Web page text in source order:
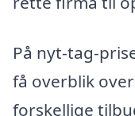
På nyt-tag-
få overblik
forskellige